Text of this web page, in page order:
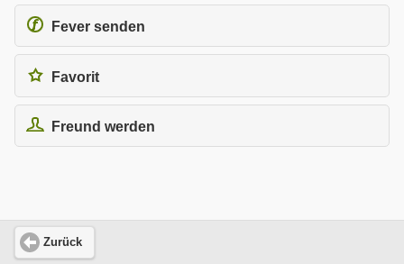
Fever senden
Favorit
Freund werden
Zurück